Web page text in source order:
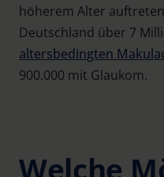
höherem Alter
Deutschland über 7
altersbedingten
900.000 mit Glaukom.